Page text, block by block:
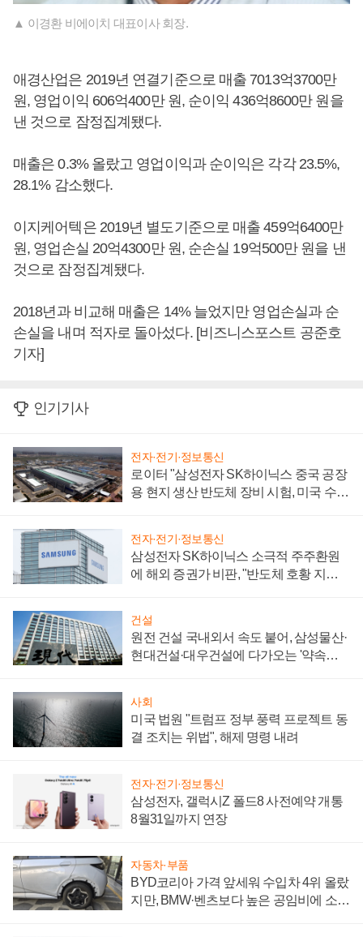
▲ 이경환 비에이치 대표이사 회장.
애경산업은 2019년 연결기준으로 매출 7013억3700만
원, 영업이익 606억400만 원, 순이익 436억8600만 원을
낸 것으로 잠정집계됐다.
매출은 0.3% 올랐고 영업이익과 순이익은 각각 23.5%,
28.1% 감소했다.
이지케어텍은 2019년 별도기준으로 매출 459억6400만
원, 영업손실 20억4300만 원, 순손실 19억500만 원을 낸
것으로 잠정집계됐다.
2018년과 비교해 매출은 14% 늘었지만 영업손실과 순
손실을 내며 적자로 돌아섰다. [비즈니스포스트 공준호
기자]
인기기사
전자·전기·정보통신
로이터 "삼성전자 SK하이닉스 중국 공장
용 현지 생산 반도체 장비 시험, 미국 수출
전자·전기·정보통신
삼성전자 SK하이닉스 소극적 주주환원
에 해외 증권가 비판, "반도체 호황 지속
건설
원전 건설 국내외서 속도 붙어, 삼성물산·
현대건설·대우건설에 다가오는 '약속의
사회
미국 법원 "트럼프 정부 풍력 프로젝트 동
결 조치는 위법", 해제 명령 내려
전자·전기·정보통신
삼성전자, 갤럭시Z 폴드8 사전예약 개통
8월31일까지 연장
자동차·부품
BYD코리아 가격 앞세워 수입차 4위 올랐
지만, BMW·벤츠보다 높은 공임비에 소비